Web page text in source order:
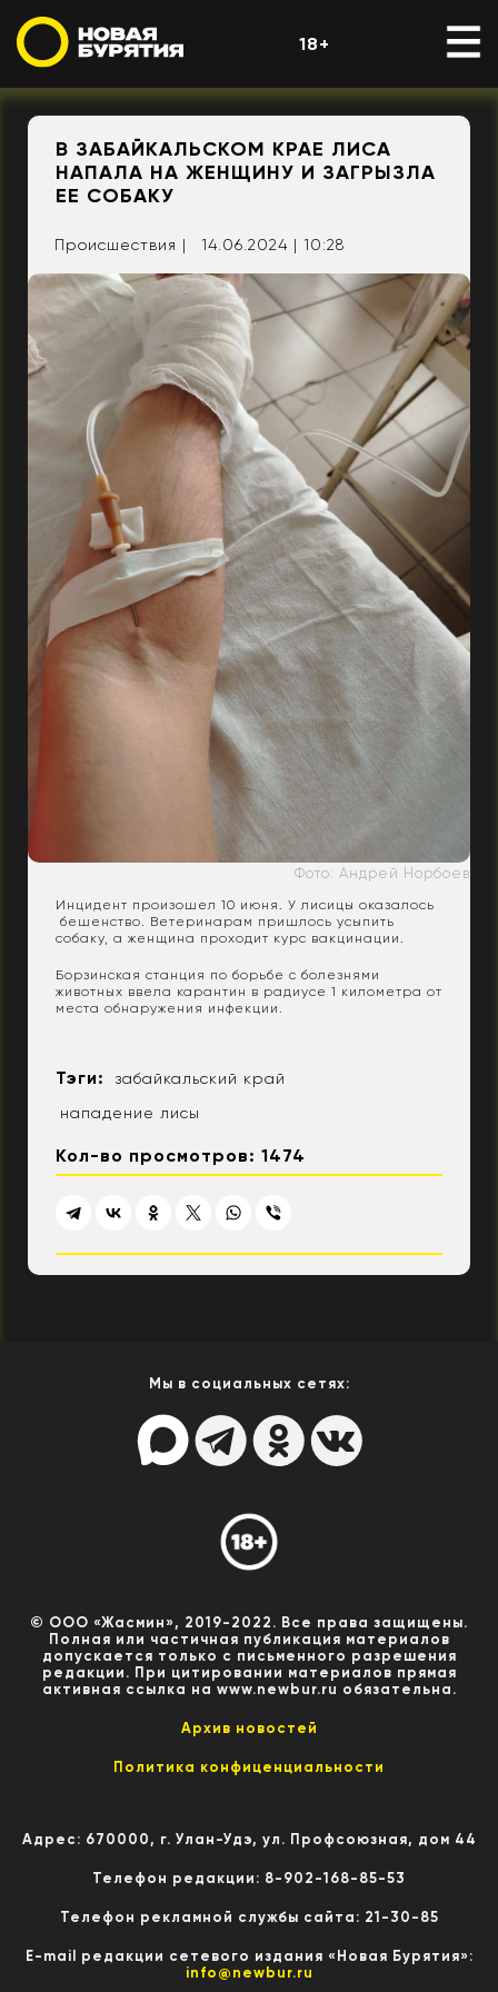
18+
В ЗАБАЙКАЛЬСКОМ КРАЕ ЛИСА
НАПАЛА НА ЖЕНЩИНУ И ЗАГРЫЗЛА
ЕЕ СОБАКУ
Происшествия | 14.06.2024 | 10:28
Фото: Андрей Норбоев
Инцидент произошел 10 июня. У лисицы оказалось
бешенство. Ветеринарам пришлось усыпить
собаку, а женщина проходит курс вакцинации.
Борзинская станция по борьбе с болезнями
животных ввела карантин в радиусе 1 километра от
места обнаружения инфекции.
Тэги:
забайкальский край
нападение лисы
Кол-во просмотров: 1474
Мы в социальных сетях:
© ООО «Жасмин», 2019-2022. Все права защищены.
Полная или частичная публикация материалов
допускается только с письменного разрешения
редакции. При цитировании материалов прямая
активная ссылка на www.newbur.ru обязательна.
Архив новостей
Политика конфиценциальности
Адрес: 670000, г. Улан-Удэ, ул. Профсоюзная, дом 44
Телефон редакции: 8-902-168-85-53
Телефон рекламной службы сайта: 21-30-85
E-mail редакции сетевого издания «Новая Бурятия»:
info@newbur.ru